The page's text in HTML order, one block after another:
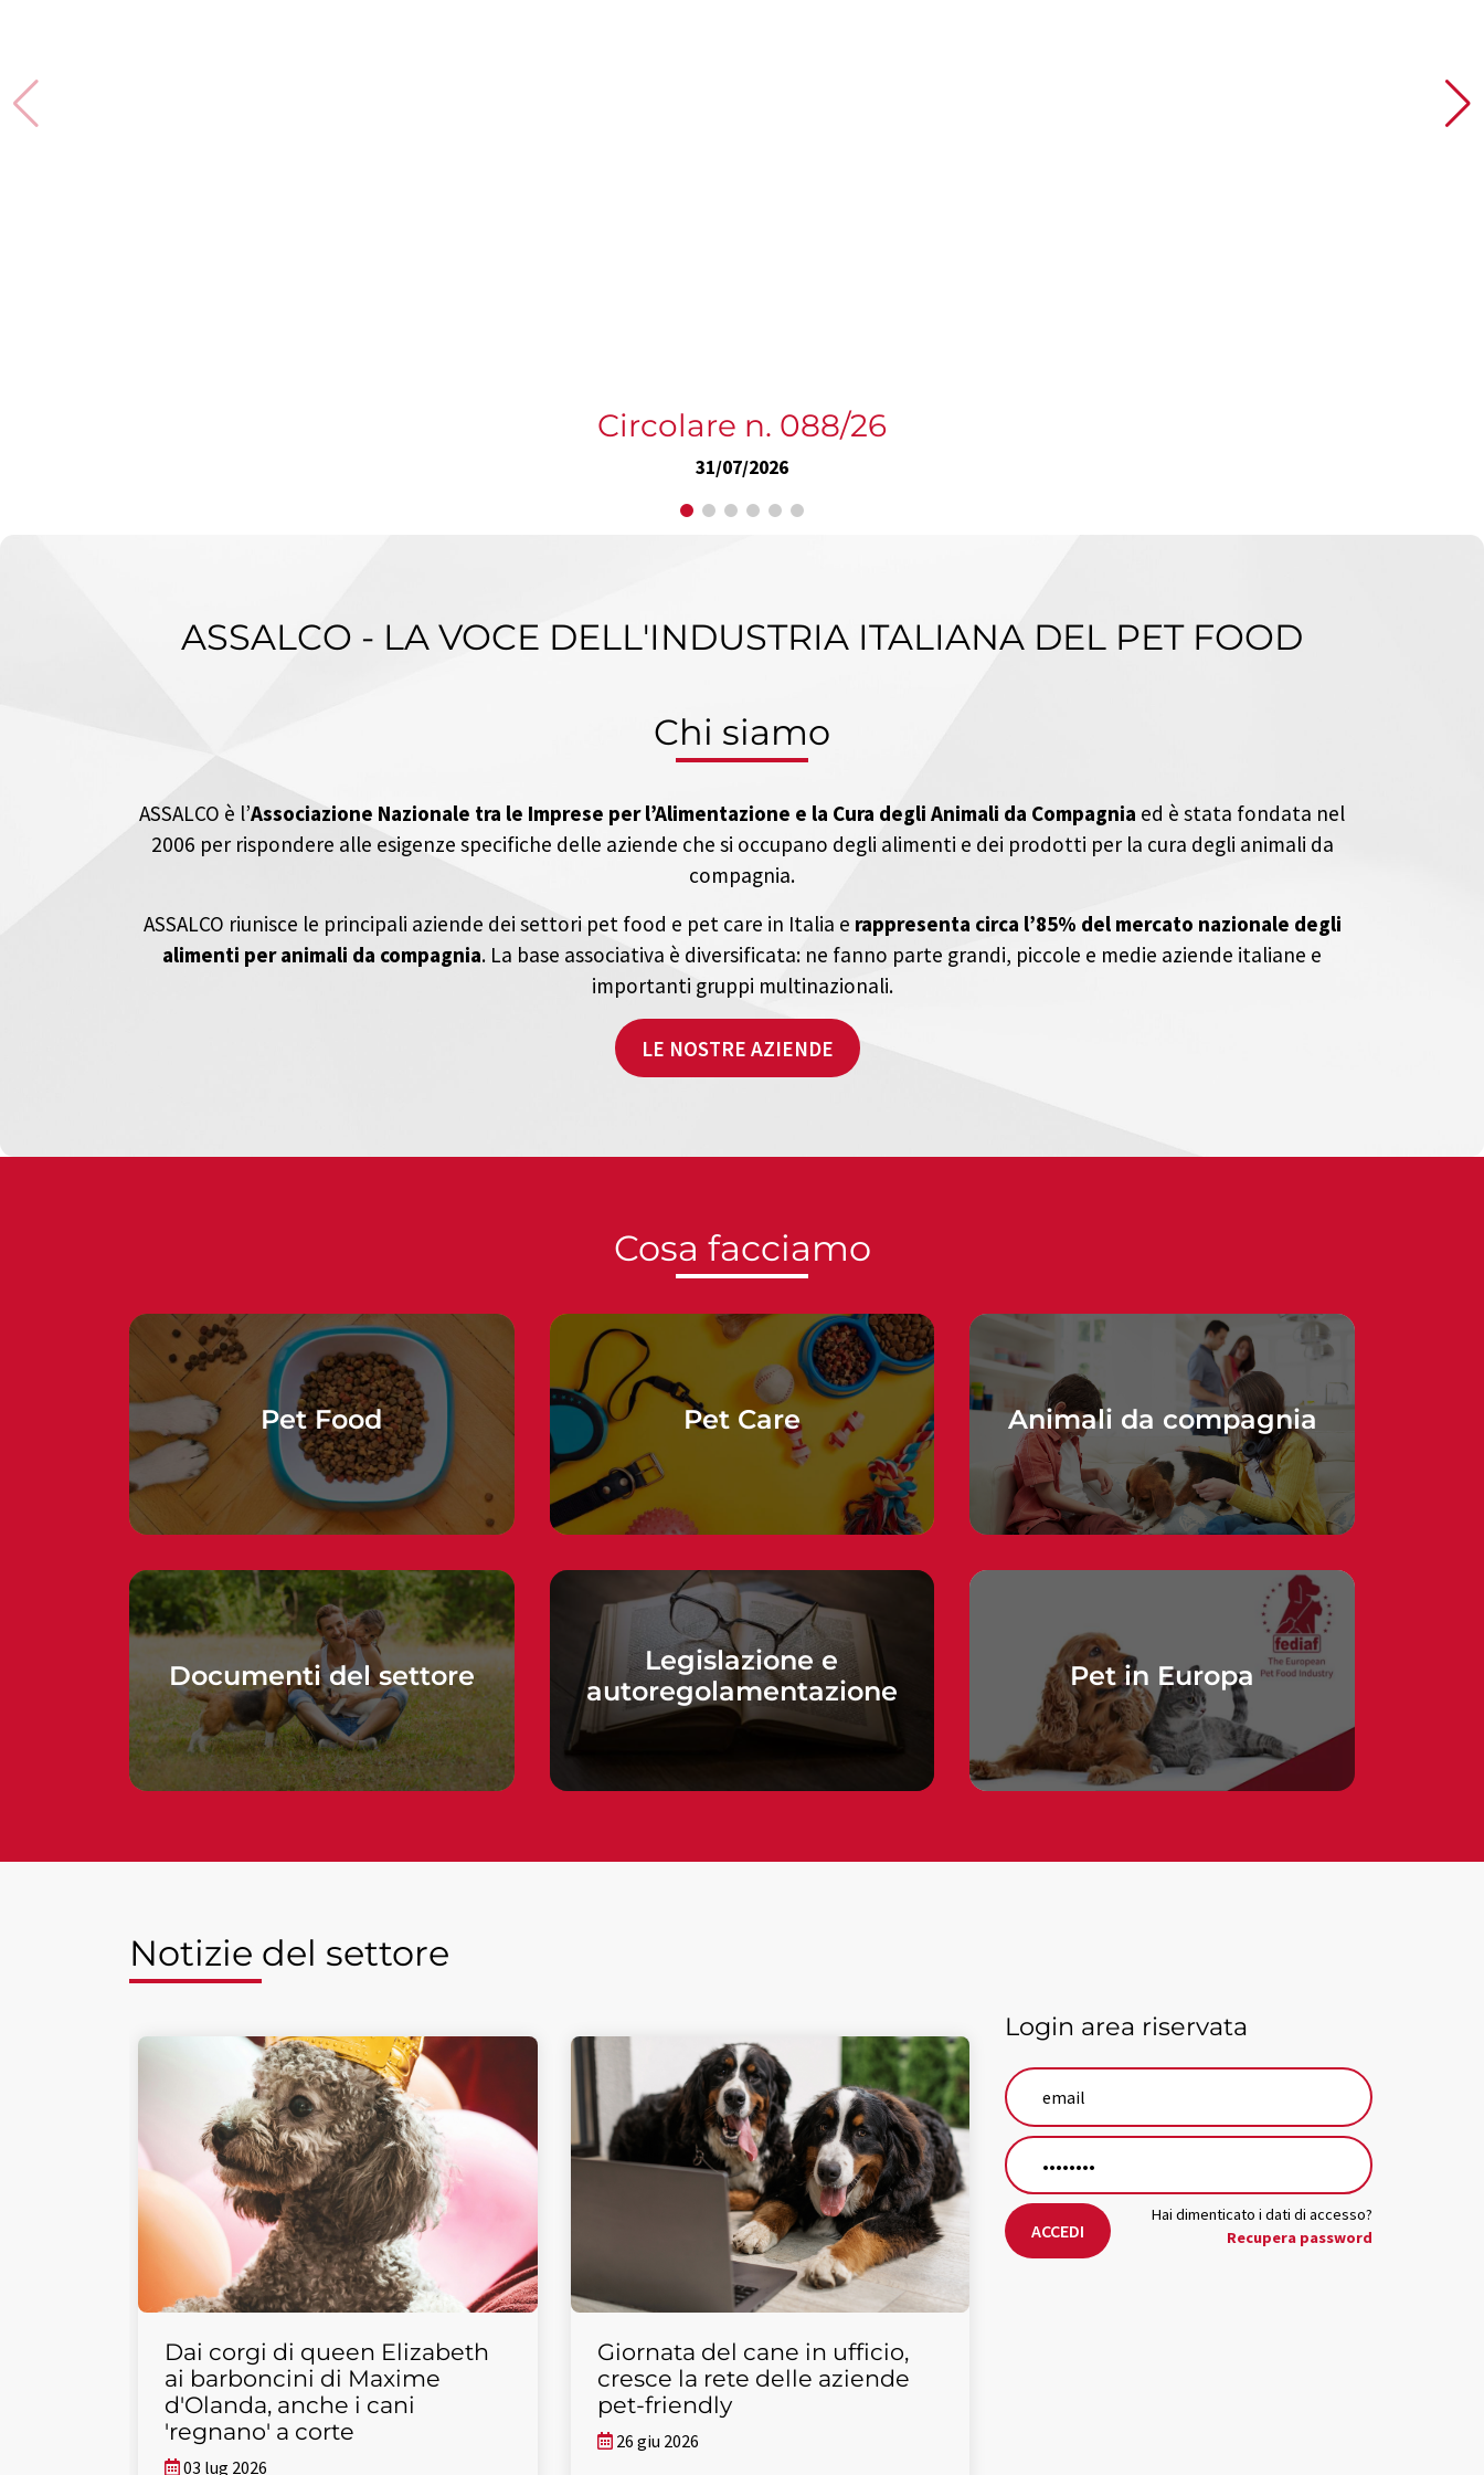
Circolare n. 088/26
31/07/2026
ASSALCO - LA VOCE DELL'INDUSTRIA ITALIANA DEL PET FOOD
Chi siamo
ASSALCO è l’Associazione Nazionale tra le Imprese per l’Alimentazione e la Cura degli Animali da Compagnia ed è stata fondata nel
2006 per rispondere alle esigenze specifiche delle aziende che si occupano degli alimenti e dei prodotti per la cura degli animali da
compagnia.
ASSALCO riunisce le principali aziende dei settori pet food e pet care in Italia e rappresenta circa l’85% del mercato nazionale degli
alimenti per animali da compagnia. La base associativa è diversificata: ne fanno parte grandi, piccole e medie aziende italiane e
importanti gruppi multinazionali.
LE NOSTRE AZIENDE
Cosa facciamo
Pet Food Pet Care Animali da compagnia
Documenti del settore
Legislazione e
autoregolamentazione
Pet in Europa
Notizie del settore
Dai corgi di queen Elizabeth
ai barboncini di Maxime
d'Olanda, anche i cani
'regnano' a corte
03 lug 2026
Giornata del cane in ufficio,
cresce la rete delle aziende
pet-friendly
26 giu 2026
Login area riservata
ACCEDI
Hai dimenticato i dati di accesso?
Recupera password